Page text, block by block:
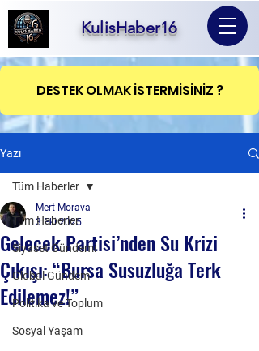
KulisHaber16
DESTEK OLMAK İSTERMİSİNİZ ?
Yazı
Tüm Haberler
Siyaset Gündemi
Global Gündem
Politika ve Toplum
Sosyal Yaşam
Tüm Haberler
Gelecek Partisi’nden Su Krizi
Çıkışı: “Bursa Susuzluğa Terk
Edilemez!”
Mert Morava
3 Eki 2025